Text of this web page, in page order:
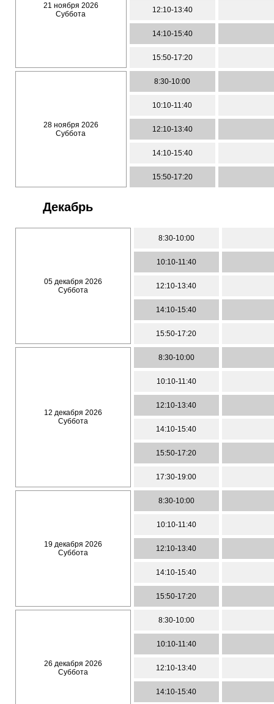
21 ноября 2026
Суббота
12:10-13:40
14:10-15:40
15:50-17:20
28 ноября 2026
Суббота
8:30-10:00
10:10-11:40
12:10-13:40
14:10-15:40
15:50-17:20
Декабрь
05 декабря 2026
Суббота
8:30-10:00
10:10-11:40
12:10-13:40
14:10-15:40
15:50-17:20
12 декабря 2026
Суббота
8:30-10:00
10:10-11:40
12:10-13:40
14:10-15:40
15:50-17:20
17:30-19:00
19 декабря 2026
Суббота
8:30-10:00
10:10-11:40
12:10-13:40
14:10-15:40
15:50-17:20
26 декабря 2026
Суббота
8:30-10:00
10:10-11:40
12:10-13:40
14:10-15:40